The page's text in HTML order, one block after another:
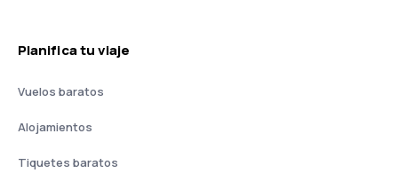
Planifica tu viaje
Vuelos baratos
Alojamientos
Tiquetes baratos